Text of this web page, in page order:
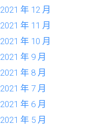
2021 年 12 月
2021 年 11 月
2021 年 10 月
2021 年 9 月
2021 年 8 月
2021 年 7 月
2021 年 6 月
2021 年 5 月